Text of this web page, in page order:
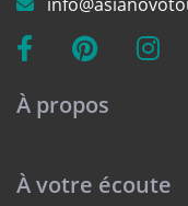
À propos
À votre écoute